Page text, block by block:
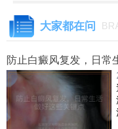
大家都在问
防止白癜风复发，日常